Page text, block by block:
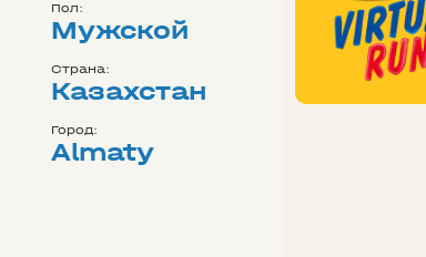
Пол:
Мужской
Страна:
Казахстан
Город:
Almaty